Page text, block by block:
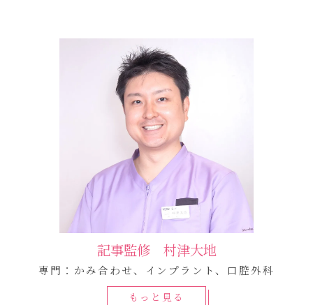
記事監修 村津大地
専門：かみ合わせ、インプラント、口腔外科
もっと見る